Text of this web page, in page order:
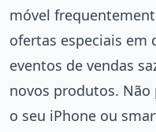
móvel
ofertas especiais
eventos de vendas
novos produtos. Não
o seu iPhone ou